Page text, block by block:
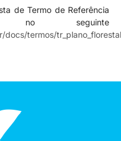
de Termo de Referência
no seguinte
termos/